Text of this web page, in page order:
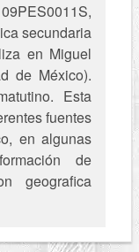
secundaria
en Miguel
de México).
Esta
fuentes
en algunas
de
geografica